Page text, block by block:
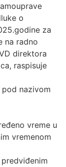
o
za
na radno
direktora
raspisuje
nazivom
vreme u
vremenom